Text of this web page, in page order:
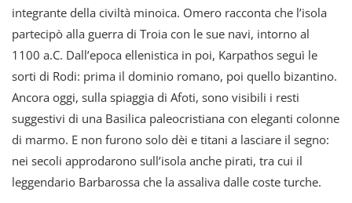
integrante della civiltà minoica. Omero racconta che l’isola
partecipò alla guerra di Troia con le sue navi, intorno al
1100 a.C. Dall’epoca ellenistica in poi, Karpathos seguì le
sorti di Rodi: prima il dominio romano, poi quello bizantino.
Ancora oggi, sulla spiaggia di Afoti, sono visibili i resti
suggestivi di una Basilica paleocristiana con eleganti colonne
di marmo. E non furono solo dèi e titani a lasciare il segno:
nei secoli approdarono sull’isola anche pirati, tra cui il
leggendario Barbarossa che la assaliva dalle coste turche.